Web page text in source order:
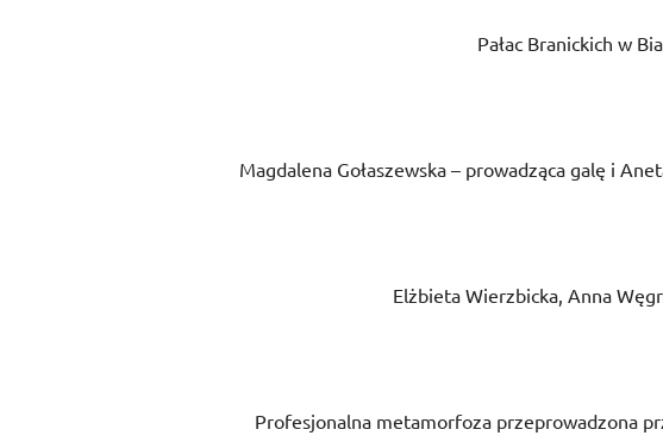
Pałac Branickich w
Magdalena Gołaszewska – prowadząca galę i
Elżbieta Wierzbicka, Anna
Profesjonalna metamorfoza przeprowadzona